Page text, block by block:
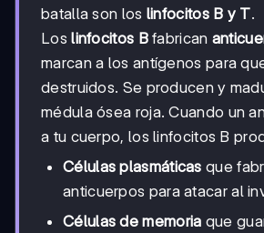
batalla son los linfocitos B y T.
Loslinfocitos Bfabrican
marcan a los antígenos para
destruidos. Se producen y
médula ósea roja. Cuando un
a tu cuerpo, los linfocitos B
Células plasmáticas que
anticuerpos para atacar al
Células de memoria que